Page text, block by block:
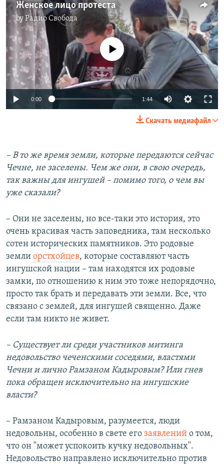
Женское лицо протеста
byРадио Свобода
No media source currently available
0:00 1:44
Скачать медиафайл
– В то же время земли, которые передаются сейчас
Чечне, не заселены. Чем же они, в свою очередь,
так важны для ингушей – помимо того, о чем вы
уже сказали?
– Они не заселены, но все-таки это история, это
очень красивая часть заповедника, там несколько
сотен исторических памятников. Это родовые
земли орстхойцев, которые составляют часть
ингушской нации – там находятся их родовые
замки, по отношению к ним это тоже непорядочно,
просто так брать и передавать эти земли. Все, что
связано с землей, для ингушей священно. Даже
если там никто не живет.
– Существует ли среди участников митинга
недовольство чеченскими соседями, властями
Чечни и лично Рамзаном Кадыровым? Или гнев
пока обращен исключительно на ингушские
власти?
– Рамзаном Кадыровым, разумеется, люди
недовольны, особенно в свете его заявлений о том,
что он "может успокоить кучку недовольных".
Недовольство направлено исключительно против